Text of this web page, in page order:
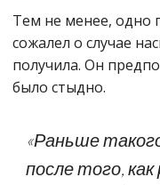
Тем не менее, одно
сожалел о случае
получила. Он
было стыдно.
«Раньше
после того,